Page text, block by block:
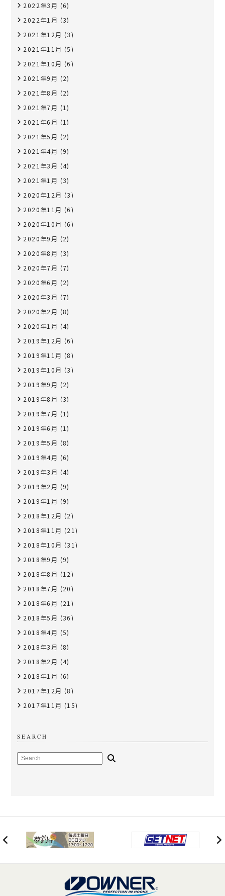
2022年3月 (6)
2022年1月 (3)
2021年12月 (3)
2021年11月 (5)
2021年10月 (6)
2021年9月 (2)
2021年8月 (2)
2021年7月 (1)
2021年6月 (1)
2021年5月 (2)
2021年4月 (9)
2021年3月 (4)
2021年1月 (3)
2020年12月 (3)
2020年11月 (6)
2020年10月 (6)
2020年9月 (2)
2020年8月 (3)
2020年7月 (7)
2020年6月 (2)
2020年3月 (7)
2020年2月 (8)
2020年1月 (4)
2019年12月 (6)
2019年11月 (8)
2019年10月 (3)
2019年9月 (2)
2019年8月 (3)
2019年7月 (1)
2019年6月 (1)
2019年5月 (8)
2019年4月 (6)
2019年3月 (4)
2019年2月 (9)
2019年1月 (9)
2018年12月 (2)
2018年11月 (21)
2018年10月 (31)
2018年9月 (9)
2018年8月 (12)
2018年7月 (20)
2018年6月 (21)
2018年5月 (36)
2018年4月 (5)
2018年3月 (8)
2018年2月 (4)
2018年1月 (6)
2017年12月 (8)
2017年11月 (15)
SEARCH